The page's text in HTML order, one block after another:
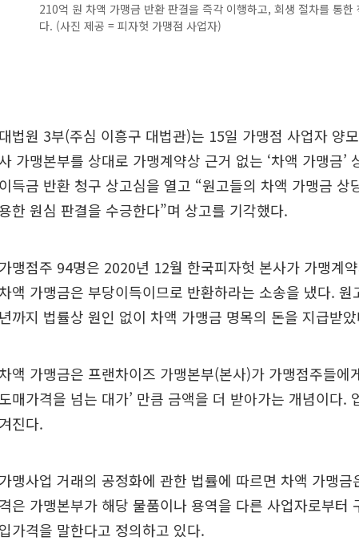
210억 원 차액 가맹금 반환 판결을 즉각 이행하고, 회생 절차를 통한
다. (사진 제공 = 피자헛 가맹점 사업자)
대법원 3부(주심 이흥구 대법관)는 15일 가맹점 사업자 양
가맹본부를 상대로 가맹계약상 근거 없는 ‘차액 가맹금’
이득금 반환 청구 상고심을 열고 “원고들의 차액 가맹금 상
용한 원심 판결을 수긍한다”며 상고를 기각했다.
가맹점주 94명은 2020년 12월 한국피자헛 본사가 가맹계
차액 가맹금은 부당이득이므로 반환하라는 소송을 냈다.
년까지 법률상 원인 없이 차액 가맹금 명목의 돈을 지급받
차액 가맹금은 프랜차이즈 가맹본부(본사)가 가맹점주들에
도매가격을 넘는 대가’ 만큼 금액을 더 받아가는 개념이다.
겨진다.
가맹사업 거래의 공정화에 관한 법률에 따르면 차액 가맹
격은 가맹본부가 해당 물품이나 용역을 다른 사업자로부터
입가격을 말한다고 정의하고 있다.